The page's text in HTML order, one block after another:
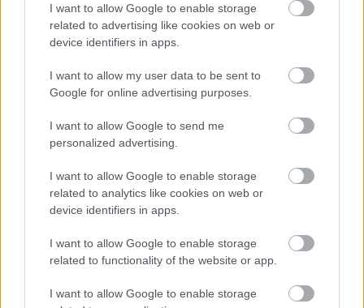
I want to allow Google to enable storage
related to advertising like cookies on web or
device identifiers in apps.
I want to allow my user data to be sent to
Google for online advertising purposes.
I want to allow Google to send me
personalized advertising.
I want to allow Google to enable storage
related to analytics like cookies on web or
device identifiers in apps.
I want to allow Google to enable storage
related to functionality of the website or app.
I want to allow Google to enable storage
„NEM TÖBB EZER EMBERRE UTAZUNK, HANEM
EGY VÁLOGATOTT TÁRSASÁGRA”
FEST